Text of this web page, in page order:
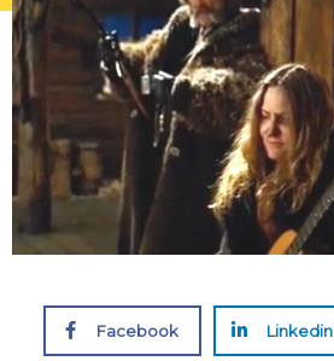
Facebook Linkedin